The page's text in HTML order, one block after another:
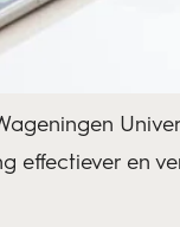
effectiever en